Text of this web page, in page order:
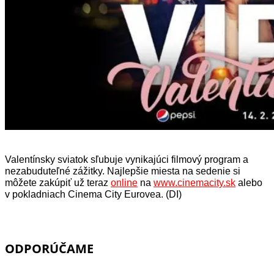
Valentínsky sviatok sľubuje vynikajúci filmový program a
nezabuduteľné zážitky. Najlepšie miesta na sedenie si
môžete zakúpiť už teraz online na www.cinemacity.sk alebo
v pokladniach Cinema City Eurovea. (DI)
ODPORÚČAME